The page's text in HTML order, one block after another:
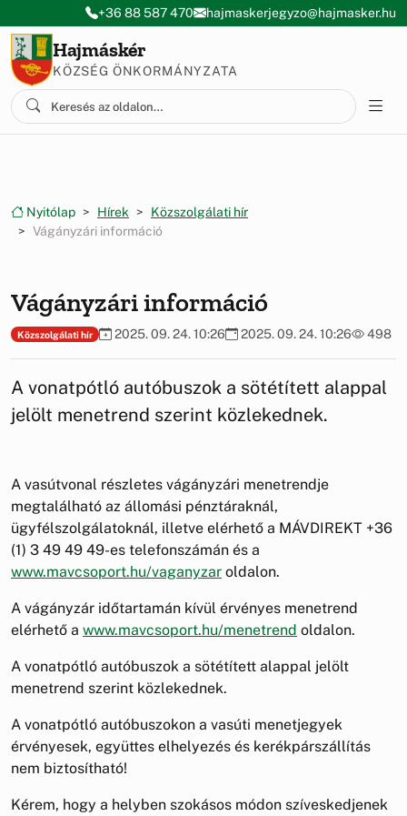
Ugrás a menüre
Ugrás a tartalomra
+36 88 587 470 hajmaskerjegyzo@hajmasker.hu
Hajmáskér
KÖZSÉG ÖNKORMÁNYZATA
Nyitólap Hírek
Közszolgálati hír
Vágányzári információ
Vágányzári információ
Közszolgálati hír 2025. 09. 24. 10:26 2025. 09. 24. 10:26 498
A vonatpótló autóbuszok a sötétített alappal
jelölt menetrend szerint közlekednek.
A vasútvonal részletes vágányzári menetrendje
megtalálható az állomási pénztáraknál,
ügyfélszolgálatoknál, illetve elérhető a MÁVDIREKT +36
(1) 3 49 49 49-es telefonszámán és a
www.mavcsoport.hu/vaganyzar oldalon.
A vágányzár időtartamán kívül érvényes menetrend
elérhető a www.mavcsoport.hu/menetrend oldalon.
A vonatpótló autóbuszok a sötétített alappal jelölt
menetrend szerint közlekednek.
A vonatpótló autóbuszokon a vasúti menetjegyek
érvényesek, együttes elhelyezés és kerékpárszállítás
nem biztosítható!
Kérem, hogy a helyben szokásos módon szíveskedjenek